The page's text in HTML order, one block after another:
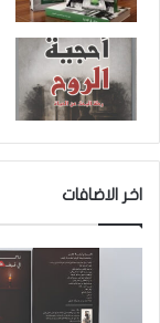
اخر الاضافات